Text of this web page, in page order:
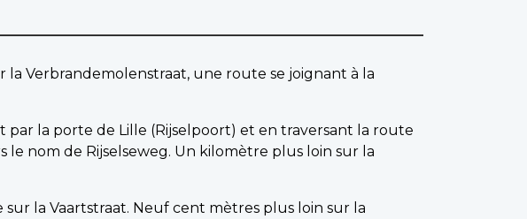
la Verbrandemolenstraat, une route se joignant à la
par la porte de Lille (Rijselpoort) et en traversant la route
nom de Rijselseweg. Un kilomètre plus loin sur la
la Vaartstraat. Neuf cent mètres plus loin sur la